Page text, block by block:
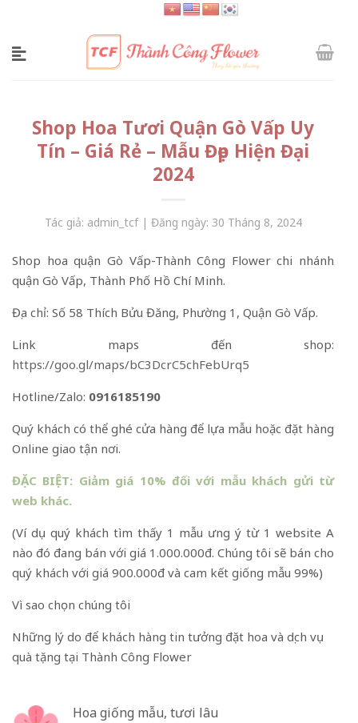
content
Shop Hoa Tươi Quận Gò Vấp Uy
Tín – Giá Rẻ – Mẫu Đẹp Hiện Đại
2024
Tác giả: admin_tcf | Đăng ngày: 30 Tháng 8, 2024
Shop hoa quận Gò Vấp-Thành Công Flower chi nhánh
quận Gò Vấp, Thành Phố Hồ Chí Minh.
Địa chỉ: Số 58 Thích Bửu Đăng, Phường 1, Quận Gò Vấp.
Link maps đến shop:
https://goo.gl/maps/bC3DcrC5chFebUrq5
Hotline/Zalo: 0916185190
Quý khách có thể ghé cửa hàng để lựa mẫu hoặc đặt hàng
Online giao tận nơi.
ĐẶC BIỆT: Giảm giá 10% đối với mẫu khách gửi từ
web khác.
(Ví dụ quý khách tìm thấy 1 mẫu ưng ý từ 1 website A
nào đó đang bán với giá 1.000.000đ. Chúng tôi sẽ bán cho
quý khách với giá 900.000đ và cam kết giống mẫu 99%)
Vì sao chọn chúng tôi
Những lý do để khách hàng tin tưởng đặt hoa và dịch vụ
quà tặng tại Thành Công Flower
Hoa giống mẫu, tươi lâu